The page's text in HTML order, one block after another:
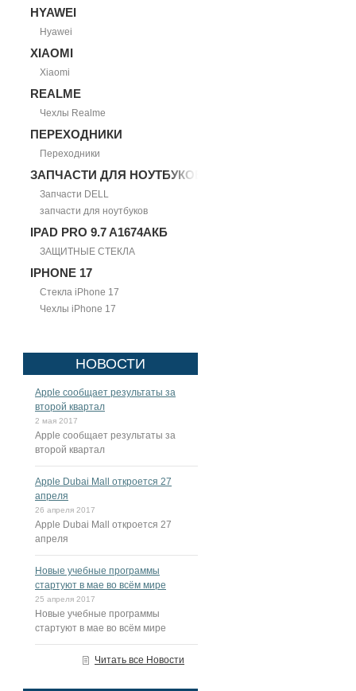
HYAWEI
Hyawei
XIAOMI
Xiaomi
REALME
Чехлы Realme
ПЕРЕХОДНИКИ
Переходники
ЗАПЧАСТИ ДЛЯ НОУТБУКОВ
Запчасти DELL
запчасти для ноутбуков
IPAD PRO 9.7 A1674АКБ
ЗАЩИТНЫЕ СТЕКЛА
IPHONE 17
Стекла iPhone 17
Чехлы iPhone 17
НОВОСТИ
Apple сообщает результаты за
второй квартал
2 мая 2017
Apple сообщает результаты за
второй квартал
Apple Dubai Mall откроется 27
апреля
26 апреля 2017
Apple Dubai Mall откроется 27
апреля
Новые учебные программы
стартуют в мае во всём мире
25 апреля 2017
Новые учебные программы
стартуют в мае во всём мире
Читать все Новости